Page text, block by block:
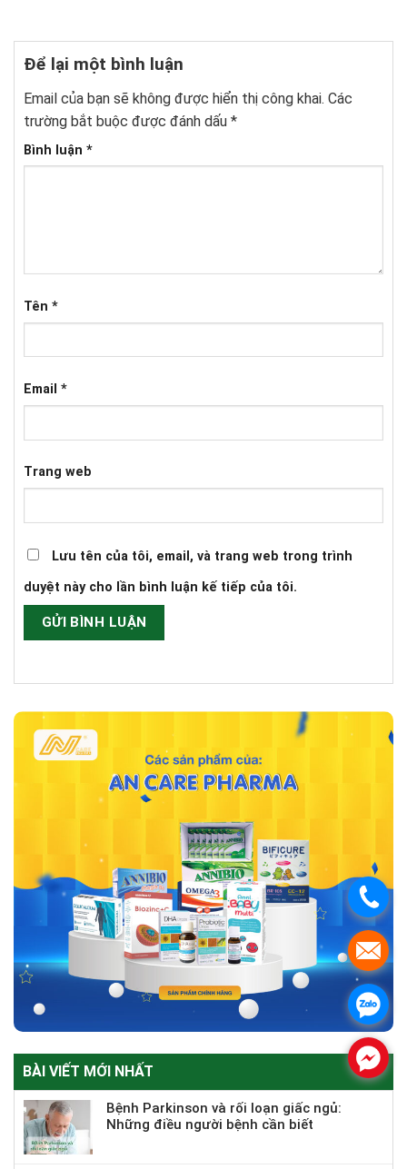
Để lại một bình luận
Email của bạn sẽ không được hiển thị công khai. Các
trường bắt buộc được đánh dấu *
Bình luận *
Tên *
Email *
Trang web
Lưu tên của tôi, email, và trang web trong trình
duyệt này cho lần bình luận kế tiếp của tôi.
BÀI VIẾT MỚI NHẤT
Bệnh Parkinson và rối loạn giấc ngủ:
Những điều người bệnh cần biết
.
.
.
.